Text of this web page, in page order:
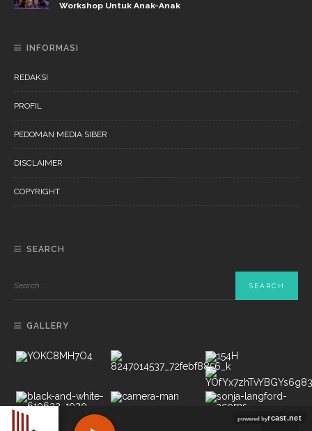
Workshop Untuk Anak-Anak
INFORMASI
REDAKSI
PROFIL
PEDOMAN MEDIA SIBER
DISCLAIMER
COPYRIGHT
SEARCH
GALLERY